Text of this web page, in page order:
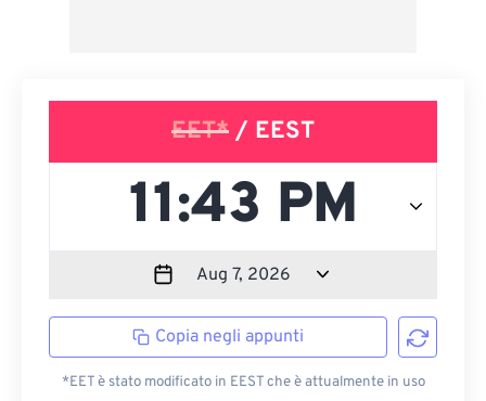
EET* / EEST
Copia negli appunti
*EET è stato modificato in EEST che è attualmente in uso